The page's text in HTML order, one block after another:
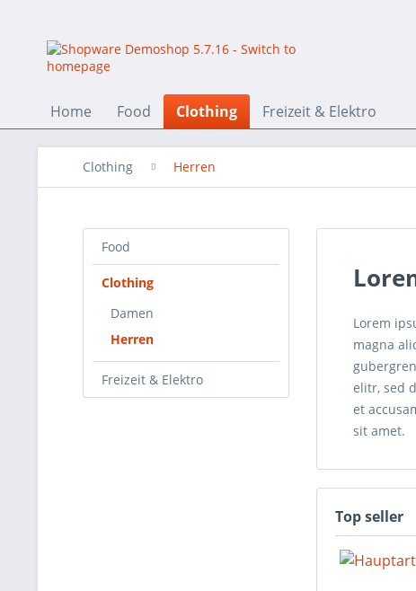
Home Food Clothing Freizeit & Elektro
Clothing Herren
Food
Clothing
Damen
Herren
Freizeit & Elektro
Lorem
magna
elitr, sed
et
sit amet.
Top seller